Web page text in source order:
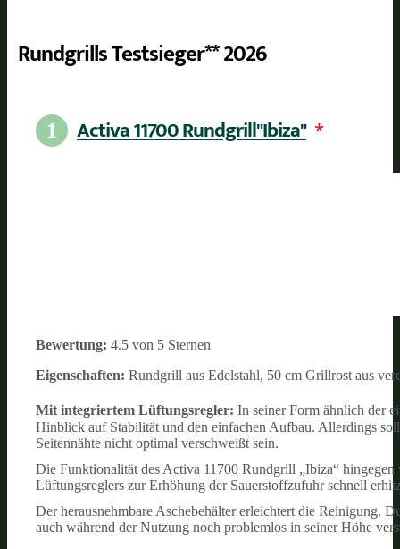
Rundgrills Testsieger** 2026
1 Activa 11700 Rundgrill"Ibiza" *
Bewertung: 4.5 von 5 Sternen
Eigenschaften: Rundgrill aus Edelstahl, 50 cm Grillrost aus
Mit integriertem Lüftungsregler: In seiner Form ähnlich der
Hinblick auf Stabilität und den einfachen Aufbau. Allerdings
Seitennähte nicht optimal verschweißt sein.
Die Funktionalität des Activa 11700 Rundgrill „Ibiza“
Lüftungsreglers zur Erhöhung der Sauerstoffzufuhr schnell
Der herausnehmbare Aschebehälter erleichtert die Reinigung.
auch während der Nutzung noch problemlos in seiner Höhe